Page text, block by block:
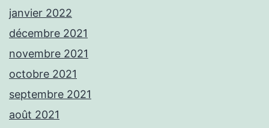
janvier 2022
décembre 2021
novembre 2021
octobre 2021
septembre 2021
août 2021